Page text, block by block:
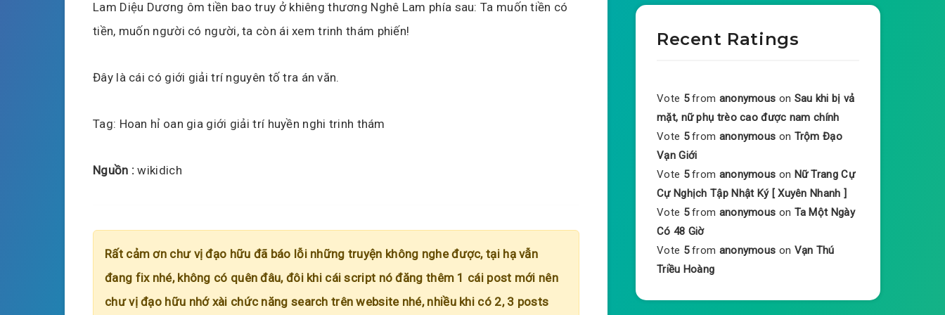
Lam Diệu Dương ôm tiền bao truy ở khiêng thương Nghê Lam phía sau: Ta muốn tiền có
tiền, muốn người có người, ta còn ái xem trinh thám phiến!
Đây là cái có giới giải trí nguyên tố tra án văn.
Tag: Hoan hỉ oan gia giới giải trí huyền nghi trinh thám
Nguồn :wikidich
Rất cảm ơn chư vị đạo hữu đã báo lỗi những truyện không nghe được, tại hạ vẫn
đang fix nhé, không có quên đâu, đôi khi cái script nó đăng thêm 1 cái post mới nên
chư vị đạo hữu nhớ xài chức năng search trên website nhé, nhiều khi có 2, 3 posts
Recent Ratings
Vote 5 from anonymous on Sau khi bị vả
mặt, nữ phụ trèo cao được nam chính
Vote 5 from anonymous on Trộm Đạo
Vạn Giới
Vote 5 from anonymous on Nữ Trang Cự
Cự Nghịch Tập Nhật Ký [ Xuyên Nhanh ]
Vote 5 from anonymous on Ta Một Ngày
Có 48 Giờ
Vote 5 from anonymous on Vạn Thú
Triều Hoàng